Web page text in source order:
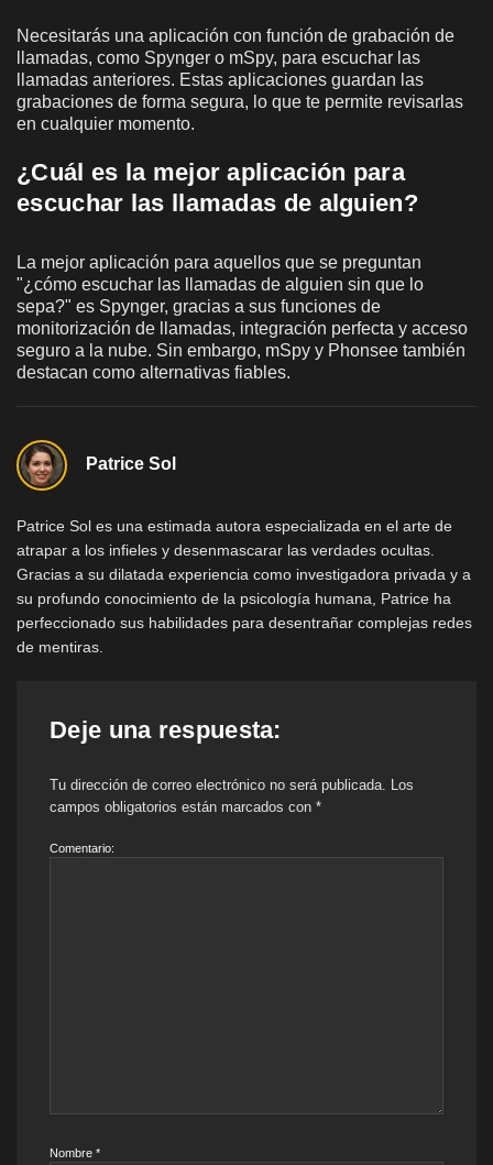
Necesitarás una aplicación con función de grabación de
llamadas, como Spynger o mSpy, para escuchar las
llamadas anteriores. Estas aplicaciones guardan las
grabaciones de forma segura, lo que te permite revisarlas
en cualquier momento.
¿Cuál es la mejor aplicación para
escuchar las llamadas de alguien?
La mejor aplicación para aquellos que se preguntan
"¿cómo escuchar las llamadas de alguien sin que lo
sepa?" es Spynger, gracias a sus funciones de
monitorización de llamadas, integración perfecta y acceso
seguro a la nube. Sin embargo, mSpy y Phonsee también
destacan como alternativas fiables.
Patrice Sol
Patrice Sol es una estimada autora especializada en el arte de
atrapar a los infieles y desenmascarar las verdades ocultas.
Gracias a su dilatada experiencia como investigadora privada y a
su profundo conocimiento de la psicología humana, Patrice ha
perfeccionado sus habilidades para desentrañar complejas redes
de mentiras.
Deje una respuesta:
Tu dirección de correo electrónico no será publicada. Los
campos obligatorios están marcados con *
Comentario:
Nombre *